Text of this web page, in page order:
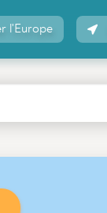
l'Europe